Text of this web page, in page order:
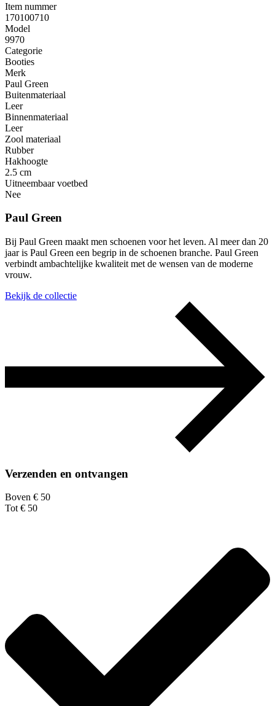
Item nummer
170100710
Model
9970
Categorie
Booties
Merk
Paul Green
Buitenmateriaal
Leer
Binnenmateriaal
Leer
Zool materiaal
Rubber
Hakhoogte
2.5 cm
Uitneembaar voetbed
Nee
Paul Green
Bij Paul Green maakt men schoenen voor het leven. Al meer dan 20
jaar is Paul Green een begrip in de schoenen branche. Paul Green
verbindt ambachtelijke kwaliteit met de wensen van de moderne
vrouw.
Bekijk de collectie
Verzenden en ontvangen
Boven € 50
Tot € 50